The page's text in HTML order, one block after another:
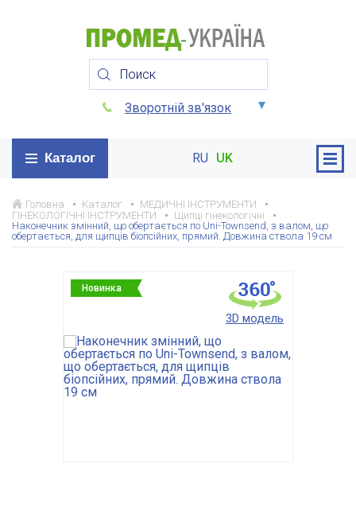
Зворотній зв'язок
Каталог RU UK
Головна Каталог
МЕДИЧНІ ІНСТРУМЕНТИ
ГІНЕКОЛОГІЧНІ ІНСТРУМЕНТИ
Щипці гінекологічні
Наконечник змінний, що обертається по Uni-Townsend, з валом, що
обертається, для щипців біопсійних, прямий. Довжина ствола 19 см
Новинка
3D модель